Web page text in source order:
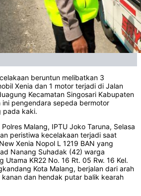
beruntun melibatkan 3
Xenia dan 1 motor terjadi di Jalan
Kecamatan Singosari Kabupaten
pengendara sepeda bermotor
pada kaki.
Malang, IPTU Joko Taruna, Selasa
peristiwa kecelakaan terjadi saat
Xenia Nopol L 1219 BAN yang
Nanang Suhadak (42) warga
Utama KR22 No. 16 Rt. 05 Rw. 16 Kel.
Kota Malang, berjalan dari arah
dan hendak putar balik kearah